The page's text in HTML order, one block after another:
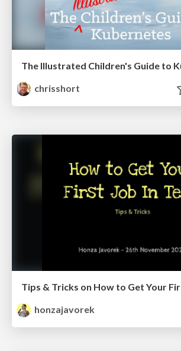
The Illustrated Children's Guide to
chrisshort
Tips & Tricks on How to Get Your
honzajavorek